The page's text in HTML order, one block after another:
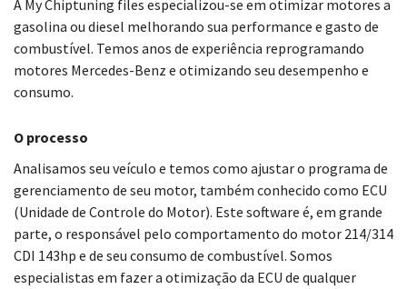
A My Chiptuning files especializou-se em otimizar motores a
gasolina ou diesel melhorando sua performance e gasto de
combustível. Temos anos de experiência reprogramando
motores Mercedes-Benz e otimizando seu desempenho e
consumo.
O processo
Analisamos seu veículo e temos como ajustar o programa de
gerenciamento de seu motor, também conhecido como ECU
(Unidade de Controle do Motor). Este software é, em grande
parte, o responsável pelo comportamento do motor 214/314
CDI 143hp e de seu consumo de combustível. Somos
especialistas em fazer a otimização da ECU de qualquer